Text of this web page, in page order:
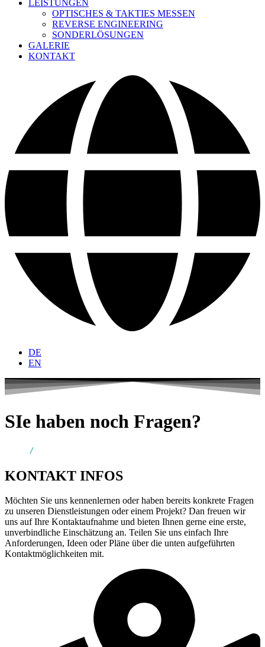
LEISTUNGEN
OPTISCHES & TAKTIES MESSEN
REVERSE ENGINEERING
SONDERLÖSUNGEN
GALERIE
KONTAKT
DE
EN
SIe haben noch Fragen?
/Kontakt
KONTAKT INFOS
Möchten Sie uns kennenlernen oder haben bereits konkrete Fragen
zu unseren Dienstleistungen oder einem Projekt? Dan freuen wir
uns auf Ihre Kontaktaufnahme und bieten Ihnen gerne eine erste,
unverbindliche Einschätzung an. Teilen Sie uns einfach Ihre
Anforderungen, Ideen oder Pläne über die unten aufgeführten
Kontaktmöglichkeiten mit.